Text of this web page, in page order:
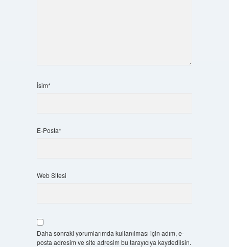
İsim*
E-Posta*
Web Sitesi
Daha sonraki yorumlarımda kullanılması için adım, e-
posta adresim ve site adresim bu tarayıcıya kaydedilsin.